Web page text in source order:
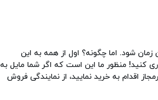
شود. اما چگونه؟ اول از همه به این
نیست که شما چای ساز 30 میلیون تومانی خریداری کنید! منظور ما این است که اگر شما مایل به
اقدام به خرید نمایید، از نمایندگی فروش